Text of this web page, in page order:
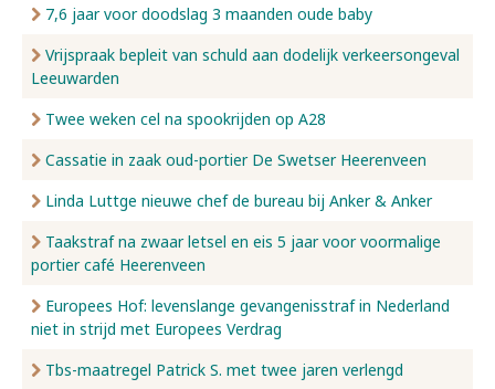
7,6 jaar voor doodslag 3 maanden oude baby
Vrijspraak bepleit van schuld aan dodelijk verkeersongeval
Leeuwarden
Twee weken cel na spookrijden op A28
Cassatie in zaak oud-portier De Swetser Heerenveen
Linda Luttge nieuwe chef de bureau bij Anker & Anker
Taakstraf na zwaar letsel en eis 5 jaar voor voormalige
portier café Heerenveen
Europees Hof: levenslange gevangenisstraf in Nederland
niet in strijd met Europees Verdrag
Tbs-maatregel Patrick S. met twee jaren verlengd